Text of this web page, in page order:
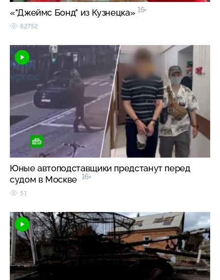
«"Джеймс Бонд" из Кузнецка» 16+
62752
Юные автоподставщики предстанут перед
судом в Москве 16+
51